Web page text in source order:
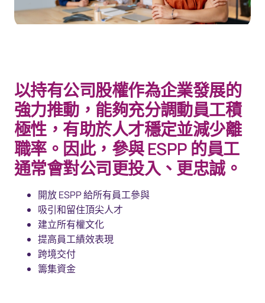
以持有公司股權作為企業發展的
強力推動，能夠充分調動員工積
極性，有助於人才穩定並減少離
職率。因此，參與 ESPP 的員工
通常會對公司更投入、更忠誠。
開放 ESPP 給所有員工參與
吸引和留住頂尖人才
建立所有權文化
提高員工績效表現
跨境交付
籌集資金